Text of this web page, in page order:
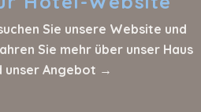
Sie unsere Website und
Sie mehr über unser Haus
unser Angebot →